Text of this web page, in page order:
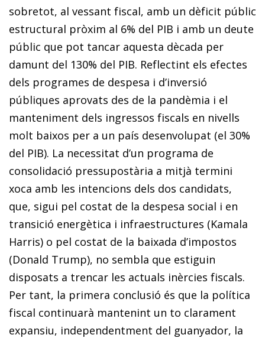
sobretot, al vessant fiscal, amb un dèficit públic
estructural pròxim al 6% del PIB i amb un deute
públic que pot tancar aquesta dècada per
damunt del 130% del PIB. Reflectint els efectes
dels programes de despesa i d’inversió
públiques aprovats des de la pandèmia i el
manteniment dels ingressos fiscals en nivells
molt baixos per a un país desenvolupat (el 30%
del PIB). La necessitat d’un programa de
consolidació pressupostària a mitjà termini
xoca amb les intencions dels dos candidats,
que, sigui pel costat de la despesa social i en
transició energètica i infraestructures (Kamala
Harris) o pel costat de la baixada d’impostos
(Donald Trump), no sembla que estiguin
disposats a trencar les actuals inèrcies fiscals.
Per tant, la primera conclusió és que la política
fiscal continuarà mantenint un to clarament
expansiu, independentment del guanyador, la